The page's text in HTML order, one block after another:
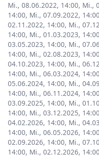
Mi., 08.06.2022, 14:00, Mi.,
14:00, Mi., 07.09.2022, 14:00
02.11.2022, 14:00, Mi.,
14:00, Mi., 01.03.2023, 14:00
03.05.2023, 14:00, Mi.,
14:00, Mi., 02.08.2023, 14:00
04.10.2023, 14:00, Mi.,
14:00, Mi., 06.03.2024, 14:00
05.06.2024, 14:00, Mi.,
14:00, Mi., 06.11.2024, 14:00
03.09.2025, 14:00, Mi.,
14:00, Mi., 03.12.2025, 14:00
04.02.2026, 14:00, Mi.,
14:00, Mi., 06.05.2026, 14:00
02.09.2026, 14:00, Mi.,
14:00, Mi., 02.12.2026, 14:00